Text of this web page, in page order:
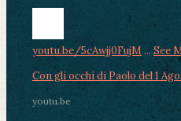
youtu.be/5cAwjj0FujM ... See
Con gli occhi di Paolo del 1
youtu.be